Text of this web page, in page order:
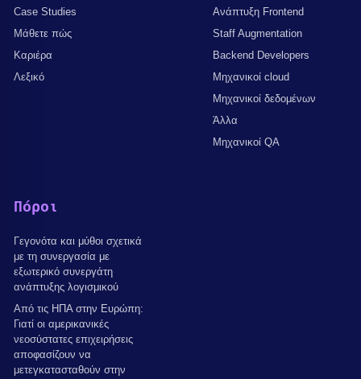
Case Studies
Μάθετε πώς
Καριέρα
Λεξικό
Ανάπτυξη Frontend
Staff Augmentation
Backend Developers
Μηχανικοί cloud
Μηχανικοί δεδομένων
Άλλα
Μηχανικοί QA
Πόροι
Γεγονότα και μύθοι σχετικά
με τη συνεργασία με
εξωτερικό συνεργάτη
ανάπτυξης λογισμικού
Από τις ΗΠΑ στην Ευρώπη:
Γιατί οι αμερικανικές
νεοσύστατες επιχειρήσεις
αποφασίζουν να
μετεγκατασταθούν στην